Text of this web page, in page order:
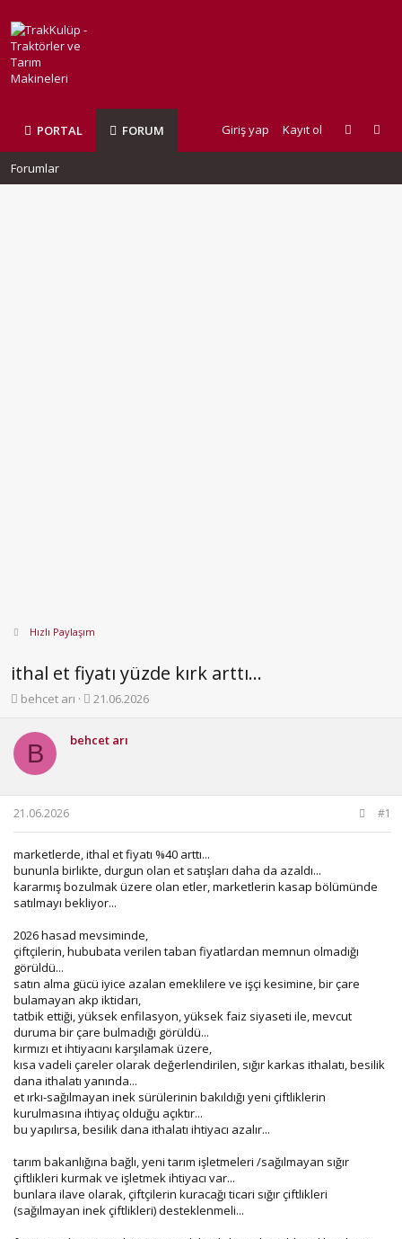
PORTAL FORUM Giriş yap Kayıt ol
Forumlar
Hızlı Paylaşım
ithal et fiyatı yüzde kırk arttı...
K
n
y
u
b
l
a
t
a
behcet arı
B
l
g
a
r
i
h
21.06.2026
B behcet arı
21.06.2026 #1
marketlerde, ithal et fiyatı %40 arttı...
bununla birlikte, durgun olan et satışları daha da azaldı...
kararmış bozulmak üzere olan etler, marketlerin kasap bölümünde
satılmayı bekliyor...
2026 hasad mevsiminde,
çiftçilerin, hububata verilen taban fiyatlardan memnun olmadığı
görüldü...
satın alma gücü iyice azalan emeklilere ve işçi kesimine, bir çare
bulamayan akp iktidarı,
tatbik ettiği, yüksek enfilasyon, yüksek faiz siyaseti ile, mevcut
duruma bir çare bulmadığı görüldü...
kırmızı et ihtiyacını karşılamak üzere,
kısa vadeli çareler olarak değerlendirilen, sığır karkas ithalatı, besilik
dana ithalatı yanında...
et ırkı-sağılmayan inek sürülerinin bakıldığı yeni çiftliklerin
kurulmasına ihtiyaç olduğu açıktır...
bu yapılırsa, besilik dana ithalatı ihtiyacı azalır...
tarım bakanlığına bağlı, yeni tarım işletmeleri /sağılmayan sığır
çiftlikleri kurmak ve işletmek ihtiyacı var...
bunlara ilave olarak, çiftçilerin kuracağı ticari sığır çiftlikleri
(sağılmayan inek çiftlikleri) desteklenmeli...